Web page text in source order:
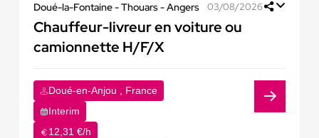
Doué-la-Fontaine - Thouars - Angers 03/08/2026
Chauffeur-livreur en voiture ou
camionnette H/F/X
Doué-en-Anjou , France
Interim
12,31 €/h